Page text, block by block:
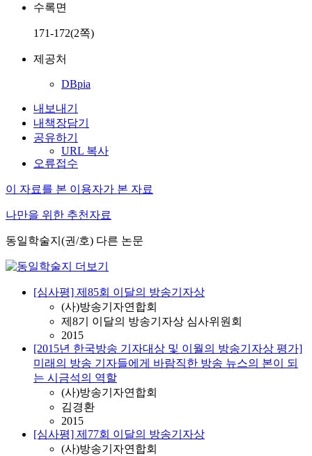
수록면
171-172(2쪽)
제공처
DBpia
내보내기
내책장담기
공유하기
URL 복사
오류접수
이 자료를 본 이용자가 본 자료
나만을 위한 추천자료
동일학술지(권/호) 다른 논문
[심사평] 제85회 이달의 방송기자상
(사)방송기자연합회
제8기 이달의 방송기자상 심사위원회
2015
[2015년 한국방송 기자대상 및 이월의 방송기자상 평가]
미래의 방송 기자들에게 바람직한 방송 뉴스의 본이 되
는 시금석의 역할
(사)방송기자연합회
김경환
2015
[심사평] 제77회 이달의 방송기자상
(사)방송기자연합회